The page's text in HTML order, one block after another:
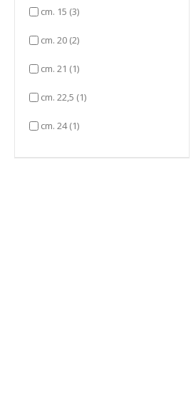
cm. 15 (3)items
cm. 20 (2)items
cm. 21 (1)item
cm. 22,5 (1)item
cm. 24(1)item